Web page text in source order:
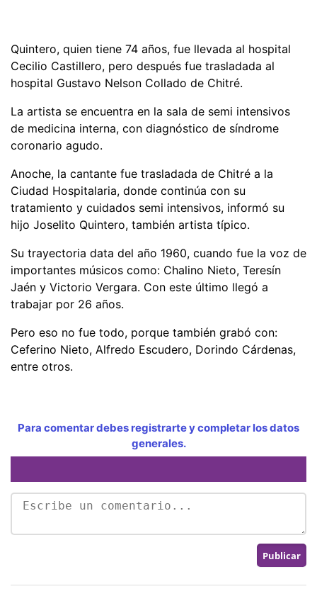
Quintero, quien tiene 74 años, fue llevada al hospital
Cecilio Castillero, pero después fue trasladada al
hospital Gustavo Nelson Collado de Chitré.
La artista se encuentra en la sala de semi intensivos
de medicina interna, con diagnóstico de síndrome
coronario agudo.
Anoche, la cantante fue trasladada de Chitré a la
Ciudad Hospitalaria, donde continúa con su
tratamiento y cuidados semi intensivos, informó su
hijo Joselito Quintero, también artista típico.
Su trayectoria data del año 1960, cuando fue la voz de
importantes músicos como: Chalino Nieto, Teresín
Jaén y Victorio Vergara. Con este último llegó a
trabajar por 26 años.
Pero eso no fue todo, porque también grabó con:
Ceferino Nieto, Alfredo Escudero, Dorindo Cárdenas,
entre otros.
Para comentar debes registrarte y completar los datos
generales.